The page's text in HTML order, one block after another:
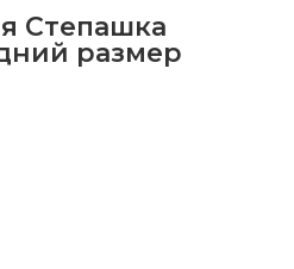
Степашка
размер